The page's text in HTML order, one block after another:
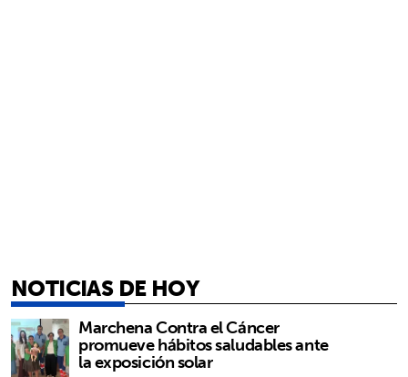
NOTICIAS DE HOY
Marchena Contra el Cáncer
promueve hábitos saludables ante
la exposición solar